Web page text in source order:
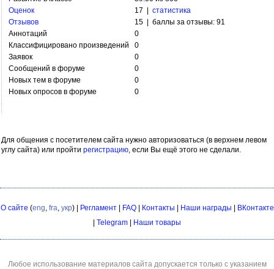
Оценок
17 | статистика
Отзывов
15 | баллы за отзывы: 91
Аннотаций
0
Классифицировано произведений
0
Заявок
0
Сообщений в форуме
0
Новых тем в форуме
0
Новых опросов в форуме
0
Для общения с посетителем сайта нужно авторизоваться (в верхнем левом
углу сайта) или пройти регистрацию, если Вы ещё этого не сделали.
О сайте (eng, fra, укр) | Регламент| FAQ| Контакты Наши награды
ВКонтакте
Telegram Наши товары
Любое использование материалов сайта допускается только с указанием